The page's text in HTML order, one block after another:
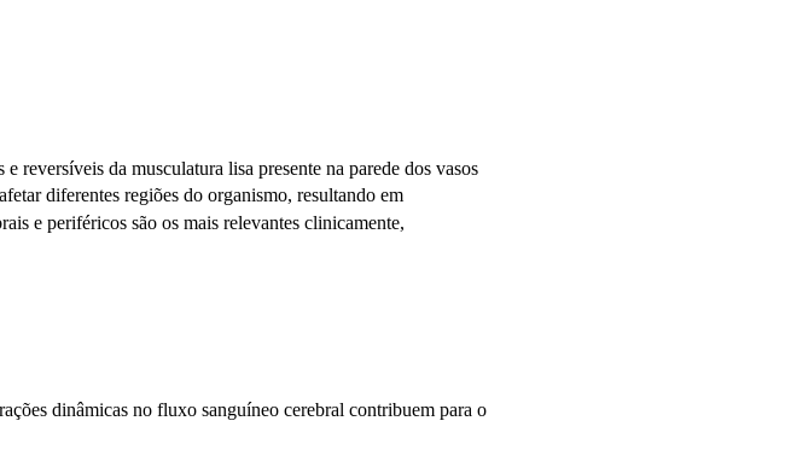
reversíveis da musculatura lisa presente na parede dos vasos
diferentes regiões do organismo, resultando em
e periféricos são os mais relevantes clinicamente,
dinâmicas no fluxo sanguíneo cerebral contribuem para o